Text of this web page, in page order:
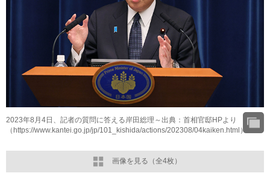
画像を見る（全4枚）
2023年8月4日、記者の質問に答える岸田総理～出典：首相官邸HPより
（https://www.kantei.go.jp/jp/101_kishida/actions/202308/04kaiken.html）